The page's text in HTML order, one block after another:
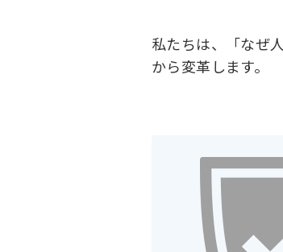
私たちは、「なぜ
から変革します。